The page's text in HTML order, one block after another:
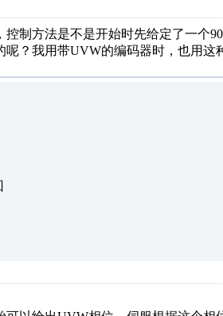
控制方法是不是开始时先给定了一个
呢？我用带UVW的编码器时，也用这